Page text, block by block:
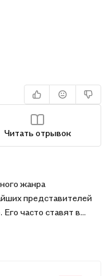
Читать отрывок
жанра
представителей
часто ставят в